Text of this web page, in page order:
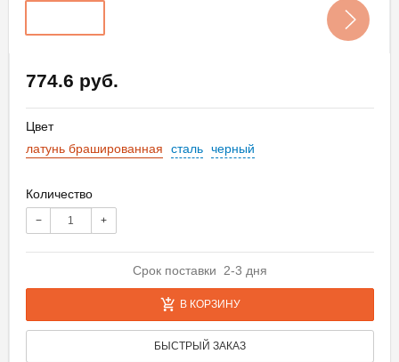
774.6 руб.
Цвет
латунь брашированная
сталь черный
Количество
− +
Срок поставки 2-3 дня
В КОРЗИНУ
БЫСТРЫЙ ЗАКАЗ